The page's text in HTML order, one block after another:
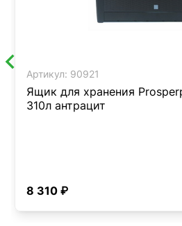
Артикул: 90921
Ящик для хранения
310л антрацит
8 310 ₽